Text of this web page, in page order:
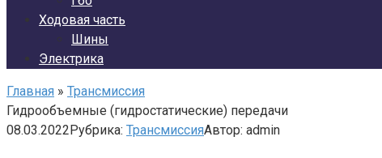
Ходовая часть
Шины
Электрика
Главная » Трансмиссия
Гидрообъемные (гидростатические) передачи
08.03.2022Рубрика: ТрансмиссияАвтор: admin